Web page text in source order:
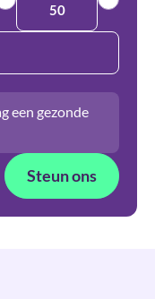
50
een gezonde
Steun ons